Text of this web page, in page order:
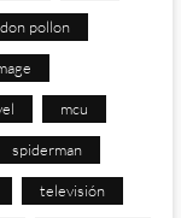
don pollon
mcu
spiderman
televisión